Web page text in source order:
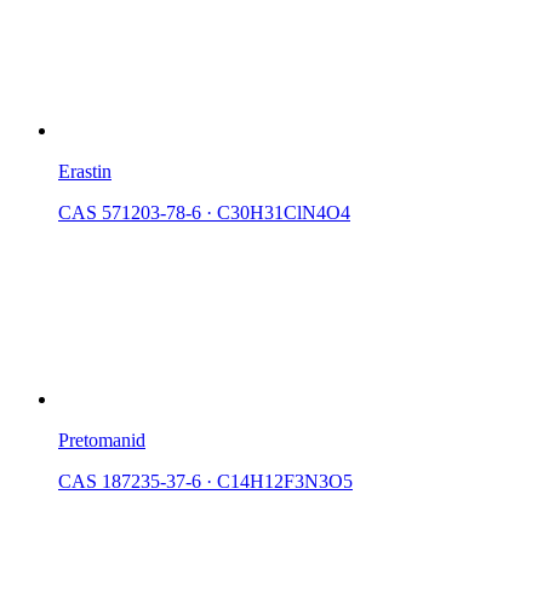
Erastin
CAS 571203-78-6 · C30H31ClN4O4
Pretomanid
CAS 187235-37-6 · C14H12F3N3O5